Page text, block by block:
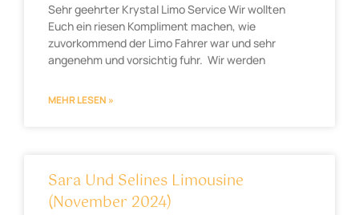
Sehr geehrter Krystal Limo Service Wir wollten
Euch ein riesen Kompliment machen, wie
zuvorkommend der Limo Fahrer war und sehr
angenehm und vorsichtig fuhr. Wir werden
MEHR LESEN »
Sara Und Selines Limousine
(November 2024)